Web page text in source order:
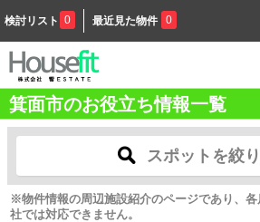
検討リスト 0 最近見た物件 0
箕面市のお役立ち情報一覧
スポットを絞
※物件情報の周辺施設紹介のページであり、
社では対応できません。